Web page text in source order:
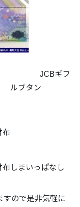
ギフ
タン
しまいっぱなし
すので是非気軽に